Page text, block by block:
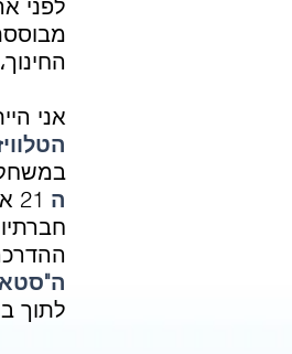
לפני
החינוך،
אני
ה 21
לתוך